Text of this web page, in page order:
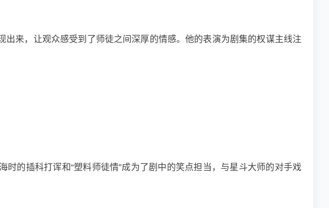
来，让观众感受到了师徒之间深厚的情感。他的表演为剧集的权谋主线注
的插科打诨和“塑料师徒情”成为了剧中的笑点担当，与星斗大师的对手戏